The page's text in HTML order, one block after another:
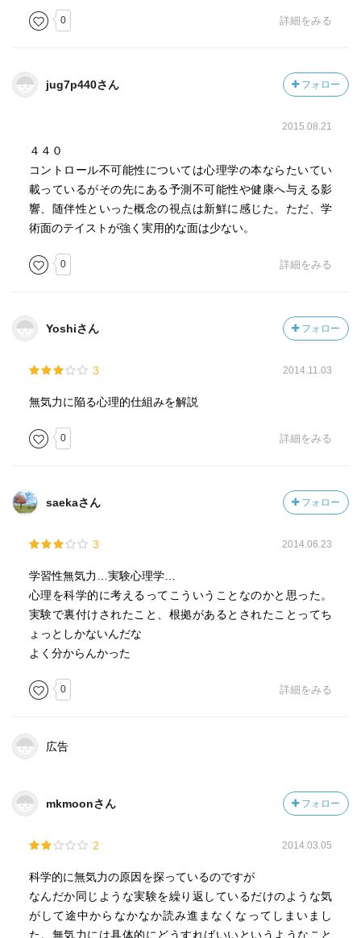
0 詳細をみる
jug7p440さん フォロー
2015.08.21
４４０
コントロール不可能性については心理学の本ならたいてい
載っているがその先にある予測不可能性や健康へ与える影
響、随伴性といった概念の視点は新鮮に感じた。ただ、学
術面のテイストが強く実用的な面は少ない。
0 詳細をみる
Yoshiさん フォロー
3 2014.11.03
無気力に陥る心理的仕組みを解説
0 詳細をみる
saekaさん フォロー
3 2014.06.23
学習性無気力…実験心理学…
心理を科学的に考えるってこういうことなのかと思った。
実験で裏付けされたこと、根拠があるとされたことってち
ょっとしかないんだな
よく分からんかった
0 詳細をみる
広告
mkmoonさん フォロー
2 2014.03.05
科学的に無気力の原因を探っているのですが
なんだか同じような実験を繰り返しているだけのような気
がして途中からなかなか読み進まなくなってしまいまし
た。無気力には具体的にどうすればいいというようなこと